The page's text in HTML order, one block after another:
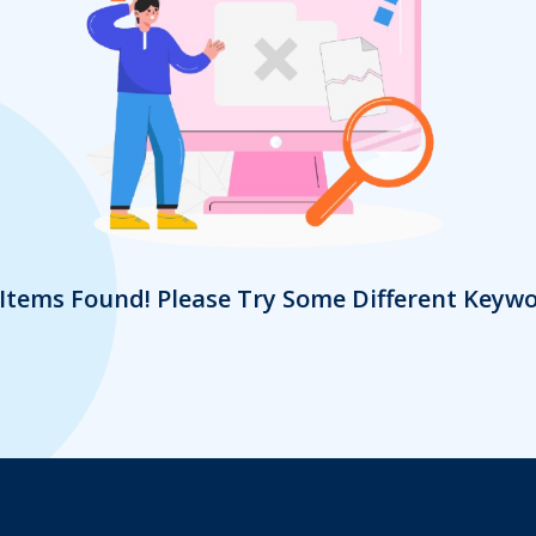
Found! Please Try Some Different